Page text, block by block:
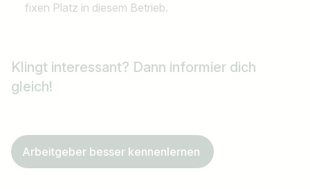
fixen Platz in diesem Betrieb.
Klingt interessant? Dann informier dich
gleich!
Arbeitgeber besser kennenlernen